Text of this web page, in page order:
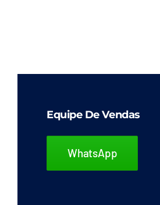
Equipe De Vendas
WhatsApp